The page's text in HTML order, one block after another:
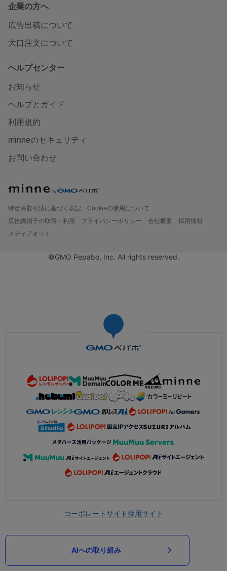
企業の方へ
広告出稿について
大口注文について
ヘルプセンター
お知らせ
ヘルプとガイド
利用規約
minneのセキュリティ
お問い合わせ
特定商取引法に基づく表記
Cookieの使用について
広告識別子の取得・利用
プライバシーポリシー 会社概要
採用情報
メディアキット
©GMO Pepabo, Inc. All rights reserved.
コーポレートサイト採用サイト
AIへの取り組み